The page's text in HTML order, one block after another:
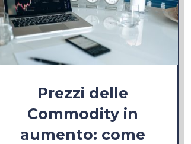
Prezzi delle
Commodity in
aumento: come